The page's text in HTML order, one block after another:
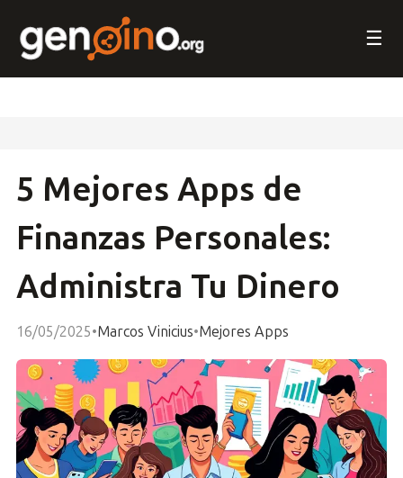
☰
5 Mejores Apps de
Finanzas Personales:
Administra Tu Dinero
16/05/2025•Marcos Vinicius•Mejores Apps